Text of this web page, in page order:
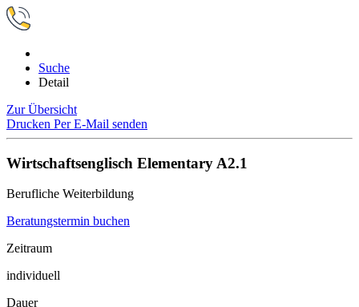
Suche
Detail
Zur Übersicht
Drucken Per E-Mail senden
Wirtschaftsenglisch Elementary A2.1
Berufliche Weiterbildung
Beratungstermin buchen
Zeitraum
individuell
Dauer